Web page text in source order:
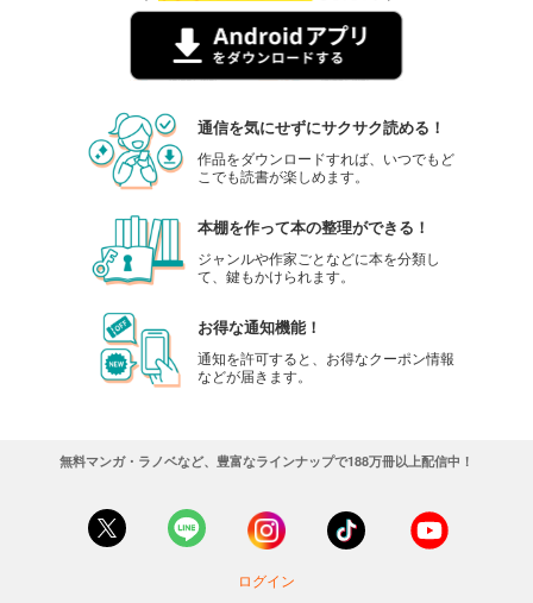
通信を気にせずにサクサク読める！
作品をダウンロードすれば、いつでもど
こでも読書が楽しめます。
本棚を作って本の整理ができる！
ジャンルや作家ごとなどに本を分類し
て、鍵もかけられます。
お得な通知機能！
通知を許可すると、お得なクーポン情報
などが届きます。
無料マンガ・ラノベなど、豊富なラインナップで188万冊以上配信中！
ログイン